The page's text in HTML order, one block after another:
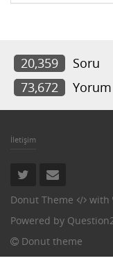
20,359 Soru
73,672
Yorum
İletişim
Donut Theme with
Powered by
Donut theme